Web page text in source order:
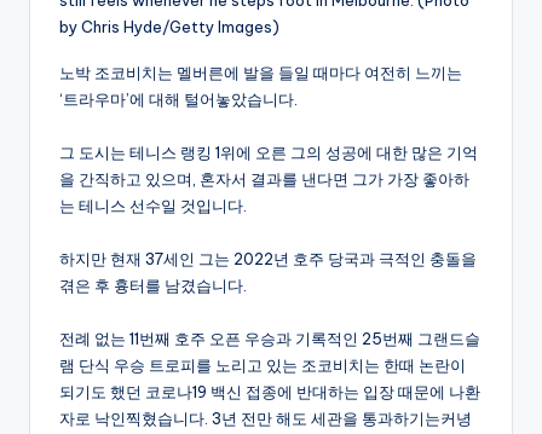
노박 조코비치는 멜버른에 발을 들일 때마다 여전히 느끼는
‘트라우마’에 대해 털어놓았습니다.
그 도시는 테니스 랭킹 1위에 오른 그의 성공에 대한 많은 기억
을 간직하고 있으며, 혼자서 결과를 낸다면 그가 가장 좋아하
는 테니스 선수일 것입니다.
하지만 현재 37세인 그는 2022년 호주 당국과 극적인 충돌을
겪은 후 흉터를 남겼습니다.
전례 없는 11번째 호주 오픈 우승과 기록적인 25번째 그랜드슬
램 단식 우승 트로피를 노리고 있는 조코비치는 한때 논란이
되기도 했던 코로나19 백신 접종에 반대하는 입장 때문에 나환
자로 낙인찍혔습니다. 3년 전만 해도 세관을 통과하기는커녕